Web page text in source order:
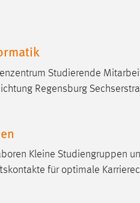
Studierende
Regensburg
Kleine Studiengruppen
für optimale
Media